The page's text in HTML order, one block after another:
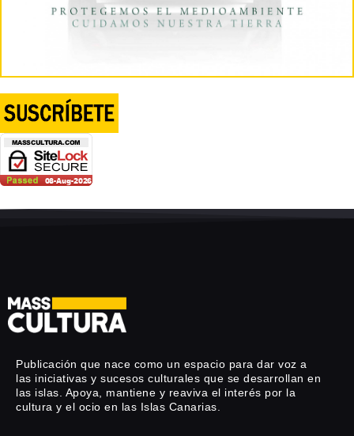
Publicación que nace como un espacio para dar voz a
las iniciativas y sucesos culturales que se desarrollan en
las islas. Apoya, mantiene y reaviva el interés por la
cultura y el ocio en las Islas Canarias.